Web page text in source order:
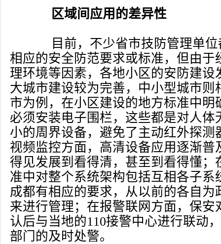
区域间应用的差异性
目前，不少省市技防管理单位
相应的安全防范要求或标准，但由于
理环境等因素，各地小区的安防建设
大城市建设较为完善，中小型城市则
市为例，在小区建设的地方标准中明
必须安装电子围栏，这些都是对人体
小的周界设备，避免了主动红外探测
视频监控方面，高清设备应用逐渐普
得见发展到看得清，甚至到看得懂；
准中对整个系统架构包括互相各子系
成都有相应的要求，从以前的各自为
来进行管理；在报警联网方面，保安
认后与当地的110接警中心进行联动
部门的及时处警。